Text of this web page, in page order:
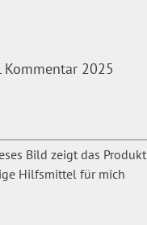
Kommentar 2025